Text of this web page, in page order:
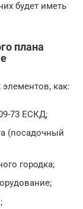
будет иметь
плана
элементов, как:
73 ЕСКД;
(посадочный
городка;